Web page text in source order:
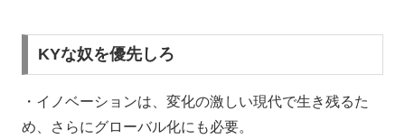
KYな奴を優先しろ
・イノベーションは、変化の激しい現代で生き残るた
め、さらにグローバル化にも必要。